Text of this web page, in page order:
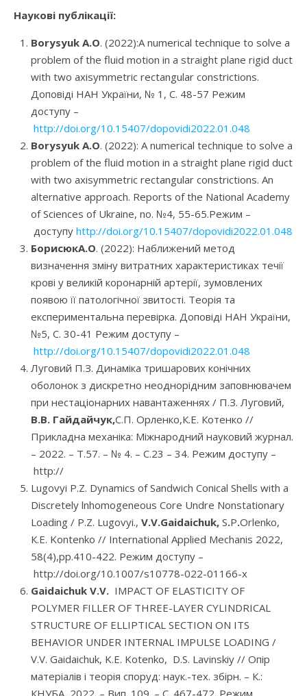
Наукові публікації:
Borysyuk A.O. (2022):A numerical technique to solve a
problem of the fluid motion in a straight plane rigid duct
with two axisymmetric rectangular constrictions.
Доповіді НАН України, № 1, С. 48-57 Режим
доступу –
http://doi.org/10.15407/dopovidi2022.01.048
Borysyuk A.O. (2022): A numerical technique to solve a
problem of the fluid motion in a straight plane rigid duct
with two axisymmetric rectangular constrictions. An
alternative approach. Reports of the National Academy
of Sciences of Ukraine, no. №4, 55-65.Режим –
доступу http://doi.org/10.15407/dopovidi2022.01.048
БорисюкA.O. (2022): Наближений метод
визначення зміну витратних характеристиках течії
крові у великій коронарній артерії, зумовлених
появою її патологічної звитості. Теорія та
експериментальна перевірка. Доповіді НАН України,
№5, С. 30-41 Режим доступу –
http://doi.org/10.15407/dopovidi2022.01.048
Луговий П.З. Динаміка тришарових конічних
оболонок з дискретно неоднорідним заповнювачем
при нестаціонарних навантаженнях / П.З. Луговий,
В.В. Гайдайчук,С.П. Орленко,К.Е. Котенко //
Прикладна механіка: Міжнародний науковий журнал.
– 2022. – Т.57. – № 4. – С.23 – 34. Режим доступу –
http://
Lugovyi P.Z. Dynamics of Sandwich Conical Shells with a
Discretely lnhomogeneous Core Undre Nonstationary
Loading / P.Z. Lugovyi., V.V.Gaidaichuk, S.P.Orlenko,
К.Е. Kontenko // International Applied Mechanis 2022,
58(4),pp.410-422. Режим доступу –
http://doi.org/10.1007/s10778-022-01166-x
Gaidaichuk V.V. IMPACT OF ELASTICITY OF
POLYMER FILLER OF THREE-LAYER CYLINDRICAL
STRUCTURE OF ELLIPTICAL SECTION ON ITS
BEHAVIOR UNDER INTERNAL IMPULSE LOADING /
V.V. Gaidaichuk, K.E. Kotenko, D.S. Lavinskiy // Опір
матеріалів і теорія споруд: наук.-тех. збірн. – К.: